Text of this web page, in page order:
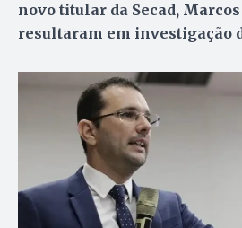
novo titular da Secad,
resultaram em investigação